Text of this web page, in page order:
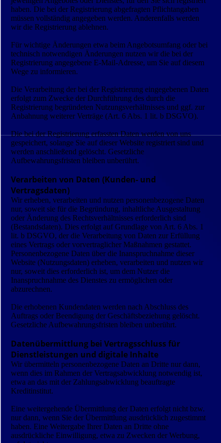
haben. Die bei der Registrierung abgefragten Pflichtangaben
müssen vollständig angegeben werden. Anderenfalls werden
wir die Registrierung ablehnen.
Für wichtige Änderungen etwa beim Angebotsumfang oder bei
technisch notwendigen Änderungen nutzen wir die bei der
Registrierung angegebene E-Mail-Adresse, um Sie auf diesem
Wege zu informieren.
Die Verarbeitung der bei der Registrierung eingegebenen Daten
erfolgt zum Zwecke der Durchführung des durch die
Registrierung begründeten Nutzungsverhältnisses und ggf. zur
Anbahnung weiterer Verträge (Art. 6 Abs. 1 lit. b DSGVO).
Die bei der Registrierung erfassten Daten werden von uns
gespeichert, solange Sie auf dieser Website registriert sind und
werden anschließend gelöscht. Gesetzliche
Aufbewahrungsfristen bleiben unberührt.
Verarbeiten von Daten (Kunden- und
Vertragsdaten)
Wir erheben, verarbeiten und nutzen personenbezogene Daten
nur, soweit sie für die Begründung, inhaltliche Ausgestaltung
oder Änderung des Rechtsverhältnisses erforderlich sind
(Bestandsdaten). Dies erfolgt auf Grundlage von Art. 6 Abs. 1
lit. b DSGVO, der die Verarbeitung von Daten zur Erfüllung
eines Vertrags oder vorvertraglicher Maßnahmen gestattet.
Personenbezogene Daten über die Inanspruchnahme dieser
Website (Nutzungsdaten) erheben, verarbeiten und nutzen wir
nur, soweit dies erforderlich ist, um dem Nutzer die
Inanspruchnahme des Dienstes zu ermöglichen oder
abzurechnen.
Die erhobenen Kundendaten werden nach Abschluss des
Auftrags oder Beendigung der Geschäftsbeziehung gelöscht.
Gesetzliche Aufbewahrungsfristen bleiben unberührt.
Datenübermittlung bei Vertragsschluss für
Dienstleistungen und digitale Inhalte
Wir übermitteln personenbezogene Daten an Dritte nur dann,
wenn dies im Rahmen der Vertragsabwicklung notwendig ist,
etwa an das mit der Zahlungsabwicklung beauftragte
Kreditinstitut.
Eine weitergehende Übermittlung der Daten erfolgt nicht bzw.
nur dann, wenn Sie der Übermittlung ausdrücklich zugestimmt
haben. Eine Weitergabe Ihrer Daten an Dritte ohne
ausdrückliche Einwilligung, etwa zu Zwecken der Werbung,